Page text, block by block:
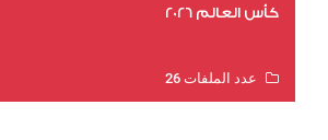
كأس العالم 2026
عدد الملفات 26